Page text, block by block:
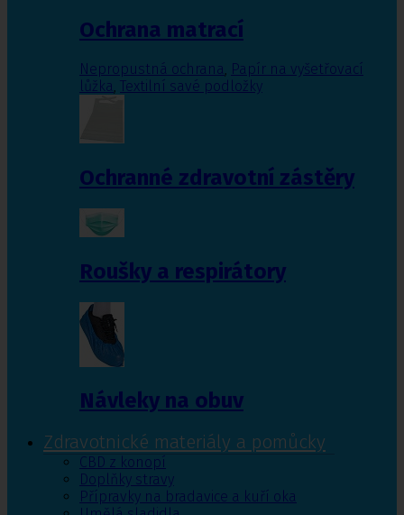
Ochrana matrací
Nepropustná ochrana, Papír na vyšetřovací
lůžka, Textilní savé podložky
Ochranné zdravotní zástěry
Roušky a respirátory
Návleky na obuv
Zdravotnické materiály a pomůcky
CBD z konopí
Doplňky stravy
Přípravky na bradavice a kuří oka